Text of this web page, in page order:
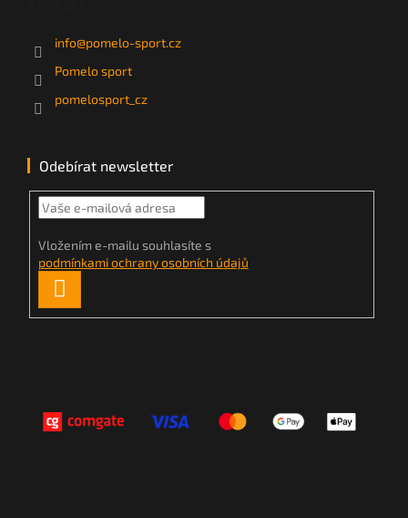
info@pomelo-sport.cz
Pomelo sport
pomelosport_cz
Odebírat newsletter
Vložením e-mailu souhlasíte s
podmínkami ochrany osobních údajů
SE